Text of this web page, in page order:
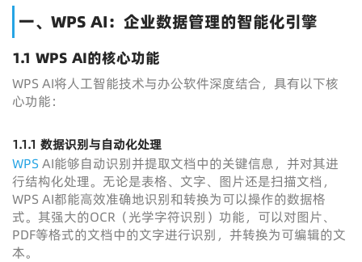
一、WPS AI：企业数据管理的智能化引擎
1.1 WPS AI的核心功能
WPS AI将人工智能技术与办公软件深度结合，具有以下核
心功能：
1.1.1 数据识别与自动化处理
WPS AI能够自动识别并提取文档中的关键信息，并对其进
行结构化处理。无论是表格、文字、图片还是扫描文档，
WPS AI都能高效准确地识别和转换为可以操作的数据格
式。其强大的OCR（光学字符识别）功能，可以对图片、
PDF等格式的文档中的文字进行识别，并转换为可编辑的文
本。